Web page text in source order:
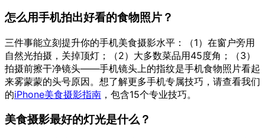
怎么用手机拍出好看的食物照片？
三件事能立刻提升你的手机美食摄影水平：（1）在窗户旁用
自然光拍摄，关掉顶灯；（2）大多数菜品用45度角；（3）
拍摄前擦干净镜头——手机镜头上的指纹是手机食物照片看起
来雾蒙蒙的头号原因。想了解更多手机专属技巧，请查看我们
的iPhone美食摄影指南 ，包含15个专业技巧。
美食摄影最好的灯光是什么？